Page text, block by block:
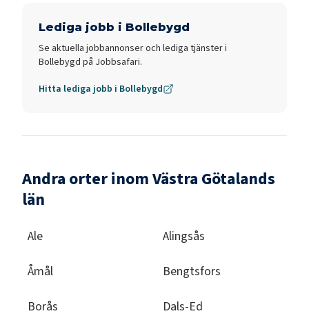
Lediga jobb i Bollebygd
Se aktuella jobbannonser och lediga tjänster i
Bollebygd på Jobbsafari.
Hitta lediga jobb i Bollebygd
Andra orter inom Västra Götalands
län
Ale Alingsås
Åmål Bengtsfors
Borås Dals-Ed